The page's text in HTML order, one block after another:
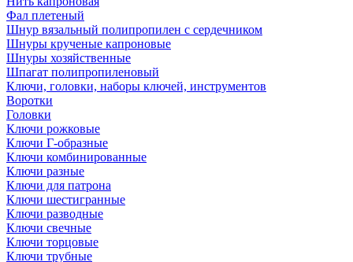
Фал плетеный
Шнур вязальный полипропилен с сердечником
Шнуры крученые капроновые
Шнуры хозяйственные
Шпагат полипропиленовый
Ключи, головки, наборы ключей, инструментов
Воротки
Головки
Ключи рожковые
Ключи Г-образные
Ключи комбинированные
Ключи разные
Ключи для патрона
Ключи шестигранные
Ключи разводные
Ключи свечные
Ключи торцовые
Ключи трубные